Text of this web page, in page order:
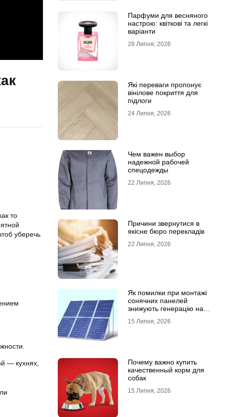
то
уберечь
— кухнях,
Парфуми для весняного
настрою: квіткові та легкі
варіанти
28 Липня, 2026
Які переваги пропонує
вінілове покриття для
підлоги
24 Липня, 2026
Чем важен выбор
надежной рабочей
спецодежды
22 Липня, 2026
Причини звернутися в
якісне бюро перекладів
22 Липня, 2026
Як помилки при монтажі
сонячних панелей
знижують генерацію на
15 Липня, 2026
Почему важно купить
качественный корм для
собак
15 Липня, 2026